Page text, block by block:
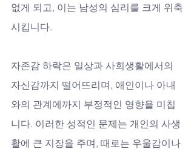
없게 되고, 이는 남성의 심리를 크게 위축
시킵니다.
자존감 하락은 일상과 사회생활에서의
자신감까지 떨어뜨리며, 애인이나 아내
와의 관계에까지 부정적인 영향을 미칩
니다. 이러한 성적인 문제는 개인의 사생
활에 큰 지장을 주며, 때로는 우울감이나